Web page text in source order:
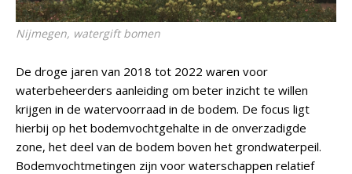
Nijmegen, watergift bomen
De droge jaren van 2018 tot 2022 waren voor
waterbeheerders aanleiding om beter inzicht te willen
krijgen in de watervoorraad in de bodem. De focus ligt
hierbij op het bodemvochtgehalte in de onverzadigde
zone, het deel van de bodem boven het grondwaterpeil.
Bodemvochtmetingen zijn voor waterschappen relatief